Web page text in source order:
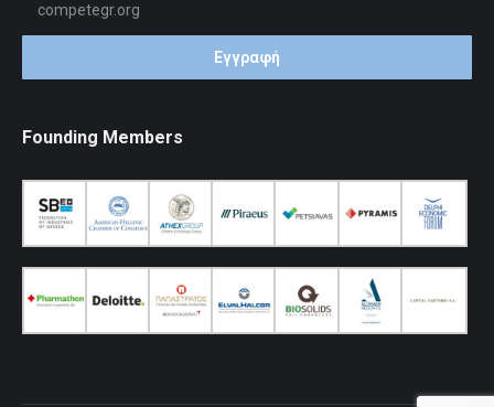
competegr.org
Founding Members